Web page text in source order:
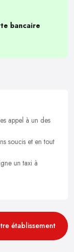
bancaire
appel à un des
soucis et en tout
un taxi à
établissement